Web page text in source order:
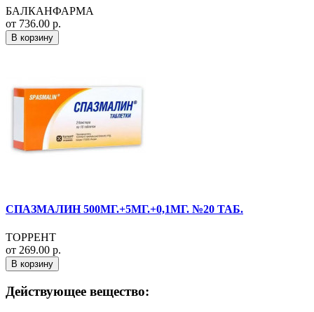
БАЛКАНФАРМА
от 736.00 р.
В корзину
СПАЗМАЛИН 500МГ.+5МГ.+0,1МГ. №20 ТАБ.
ТОРРЕНТ
от 269.00 р.
В корзину
Действующее вещество: